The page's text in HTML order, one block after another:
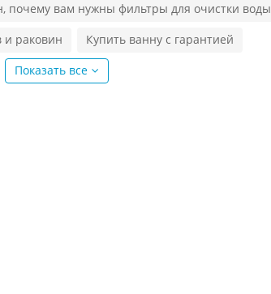
почему вам нужны фильтры для очистки воды
раковин
Купить ванну с гарантией
Показать все